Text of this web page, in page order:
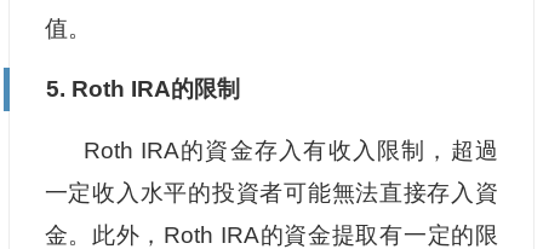
值。
5. Roth IRA的限制
Roth IRA的資金存入有收入限制，超過
一定收入水平的投資者可能無法直接存入資
金。此外，Roth IRA的資金提取有一定的限